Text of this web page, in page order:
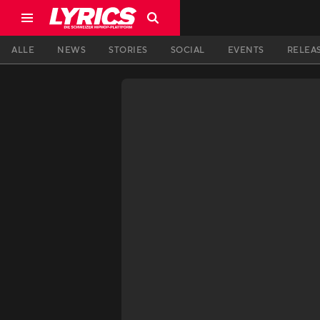
ALLE NEWS STORIES SOCIAL EVENTS